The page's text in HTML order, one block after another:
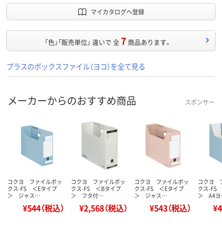
マイカタログへ登録
「色」「販売単位」 違いで 全7 商品あります。
プラスのボックスファイル（ヨコ）を全て見る
メーカーからのおすすめ商品 スポンサー
コクヨ ファイルボッ
クス-FS ＜Eタイプ
＞ ジャス…
¥544（税込）
コクヨ ファイルボッ
クス-FS ＜Bタイプ
＞ フタ付…
¥2,568（税込）
コクヨ ファイルボッ
クス-FS ＜Eタイプ
＞ ジャス…
¥543（税込）
コクヨ
クス-FS
＞ A4